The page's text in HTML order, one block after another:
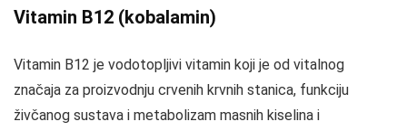
Vitamin B12 (kobalamin)
Vitamin B12 je vodotopljivi vitamin koji je od vitalnog
značaja za proizvodnju crvenih krvnih stanica, funkciju
živčanog sustava i metabolizam masnih kiselina i